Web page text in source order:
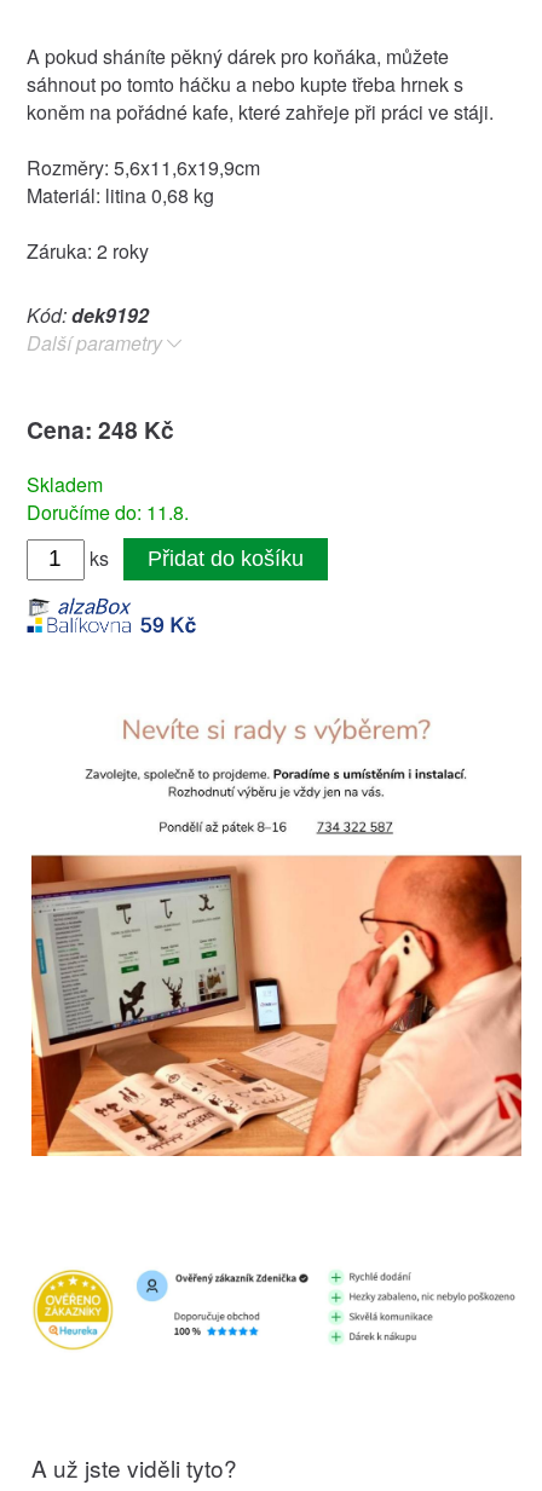
A pokud sháníte pěkný dárek pro koňáka, můžete
sáhnout po tomto háčku a nebo kupte třeba hrnek s
koněm na pořádné kafe, které zahřeje při práci ve stáji.
Rozměry: 5,6x11,6x19,9cm
Materiál: litina 0,68 kg
Záruka: 2 roky
Kód:dek9192
Další parametry
Cena: 248 Kč
Skladem
Doručíme do: 11.8.
ks
Přidat do košíku
A už jste viděli tyto?